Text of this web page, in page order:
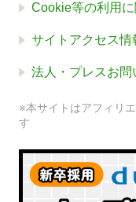
Cookie等の利用
サイトアクセス情
法人・プレスお問
※本サイトはアフィリ
す